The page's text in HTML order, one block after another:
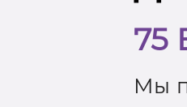
75
Мы